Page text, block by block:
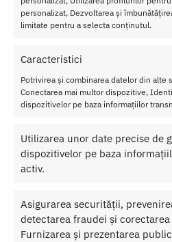
personalizat, Dezvoltarea și
limitate pentru a selecta conținutul.
Caracteristici
Potrivirea și combinarea datelor din alte
Conectarea mai multor dispozitive,
dispozitivelor pe baza informațiilor
Utilizarea unor date precise de
dispozitivelor pe baza
activ.
Asigurarea securității,
detectarea fraudei și
Furnizarea și prezentarea
utilizare.
Lubrifiere: Folositi lubrifiant pe
zilnica sau doriti sa adaugati un
rutina dumneavoastra, Sistemul
Sprinkle ofera performanta de inalta
Ideal pentru cupluri care doresc sa
lor intime cu un produs de incredere
SKU:
Categorii: COSMETICE SI
Etichete: irigator anal,